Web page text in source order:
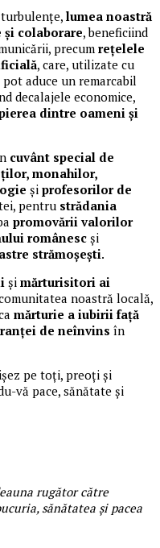
lumea noastră
și colaborare, beneficiind
precum rețelele
, care, utilizate cu
aduce un remarcabil
decalajele economice,
dintre oameni și
cuvânt special de
monahilor,
și profesorilor de
pentru strădania
promovării valorilor
românesc și
strămoșești.
și mărturisitori ai
noastră locală,
mărturie a iubirii față
de neînvins în
pe toți, preoți și
vă pace, sănătate și
rugător către
sănătatea și pacea